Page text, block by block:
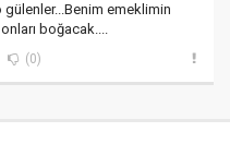
gülenler...Benim emeklimin
boğacak....
(0)